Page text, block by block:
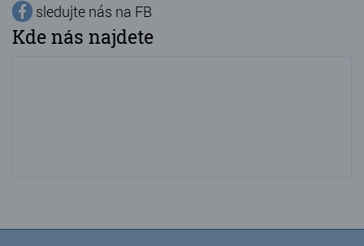
sledujte nás na FB
Kde nás najdete